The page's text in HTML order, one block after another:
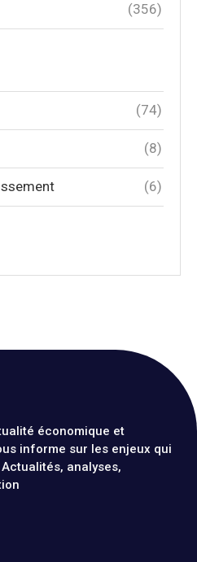
(356)
(74)
(8)
(6)
économique et
informe sur les enjeux qui
analyses,